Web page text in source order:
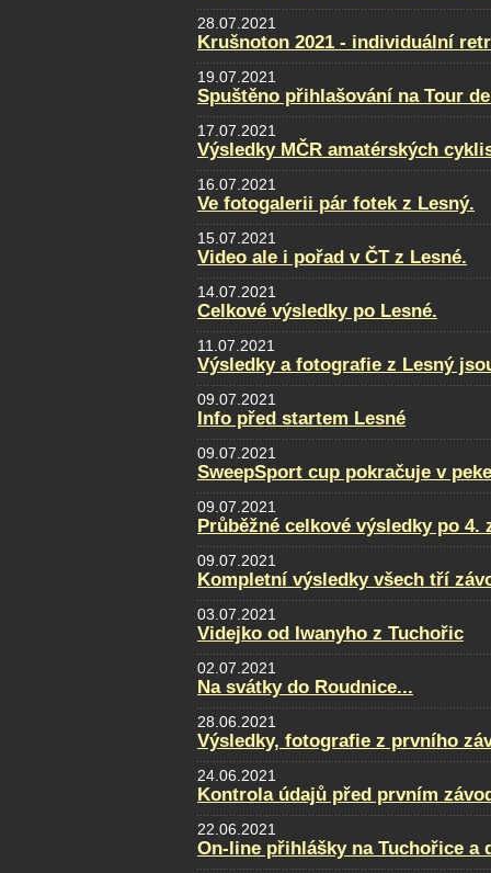
28.07.2021
Krušnoton 2021 - individuální
19.07.2021
Spuštěno přihlašování na Tour
17.07.2021
Výsledky MČR amatérských
16.07.2021
Ve fotogalerii pár fotek z Lesný.
15.07.2021
Video ale i pořad v ČT z Lesné.
14.07.2021
Celkové výsledky po Lesné.
11.07.2021
Výsledky a fotografie z Lesný
09.07.2021
Info před startem Lesné
09.07.2021
SweepSport cup pokračuje v
09.07.2021
Průběžné celkové výsledky po 4.
09.07.2021
Kompletní výsledky všech tří
03.07.2021
Videjko od Iwanyho z Tuchořic
02.07.2021
Na svátky do Roudnice...
28.06.2021
Výsledky, fotografie z prvního
24.06.2021
Kontrola údajů před prvním
22.06.2021
On-line přihlášky na Tuchořice a